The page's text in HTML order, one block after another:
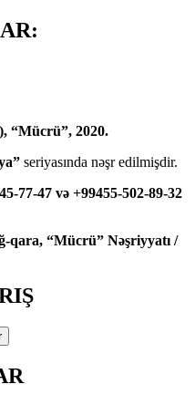
“Mücrü”, 2020.
seriyasında nəşr edilmişdir.
77-47 və +99455-502-89-32
qara, “Mücrü” Nəşriyyatı /